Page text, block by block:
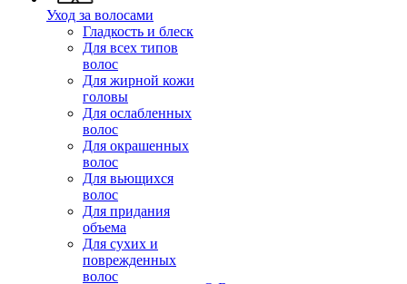
Уход за волосами
Гладкость и блеск
Для всех типов
волос
Для жирной кожи
головы
Для ослабленных
волос
Для окрашенных
волос
Для вьющихся
волос
Для придания
объема
Для сухих и
поврежденных
волос